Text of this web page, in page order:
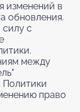
изменений в
обновления.
силу с
между
Политики
право